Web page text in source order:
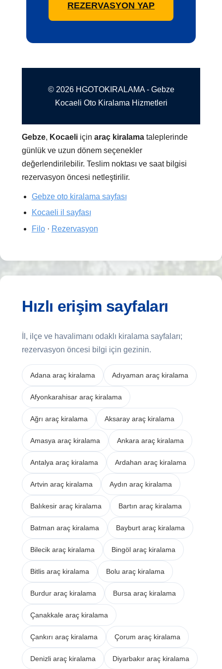
REZERVASYON YAP
© 2026 HGOTOKIRALAMA - Gebze
Kocaeli Oto Kiralama Hizmetleri
Gebze, Kocaeli içinaraç kiralama taleplerinde
günlük ve uzun dönem seçenekler
değerlendirilebilir. Teslim noktası ve saat bilgisi
rezervasyon öncesi netleştirilir.
Gebze oto kiralama sayfası
Kocaeli il sayfası
Filo· Rezervasyon
Hızlı erişim sayfaları
İl, ilçe ve havalimanı odaklı kiralama sayfaları;
rezervasyon öncesi bilgi için gezinin.
Adana araç kiralama Adıyaman araç kiralama
Afyonkarahisar araç kiralama
Ağrı araç kiralama Aksaray araç kiralama
Amasya araç kiralama Ankara araç kiralama
Antalya araç kiralama Ardahan araç kiralama
Artvin araç kiralama Aydın araç kiralama
Balıkesir araç kiralama Bartın araç kiralama
Batman araç kiralama Bayburt araç kiralama
Bilecik araç kiralama Bingöl araç kiralama
Bitlis araç kiralama Bolu araç kiralama
Burdur araç kiralama Bursa araç kiralama
Çanakkale araç kiralama
Çankırı araç kiralama Çorum araç kiralama
Denizli araç kiralama Diyarbakır araç kiralama